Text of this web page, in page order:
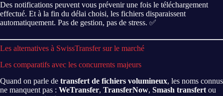
Des notifications peuvent vous prévenir une fois le téléchargement
effectué. Et à la fin du délai choisi, les fichiers disparaissent
automatiquement. Pas de gestion, pas de stress. ✅
Les alternatives à SwissTransfer sur le marché
Les comparatifs avec les concurrents majeurs
Quand on parle de transfert de fichiers volumineux, les noms connus
ne manquent pas : WeTransfer, TransferNow, Smash transfert ou